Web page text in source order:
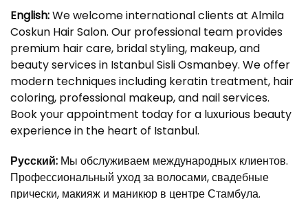
English:We welcome international clients at Almila
Coskun Hair Salon. Our professional team provides
premium hair care, bridal styling, makeup, and
beauty services in Istanbul Sisli Osmanbey. We offer
modern techniques including keratin treatment, hair
coloring, professional makeup, and nail services.
Book your appointment today for a luxurious beauty
experience in the heart of Istanbul.
Русский: Мы обслуживаем международных клиентов.
Профессиональный уход за волосами, свадебные
прически, макияж и маникюр в центре Стамбула.